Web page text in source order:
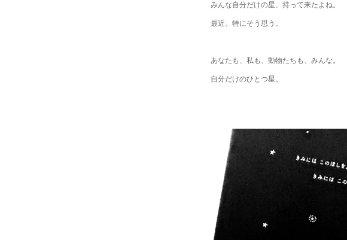
みんな自分だけの星、持って来たよね。
最近、特にそう思う。
あなたも、私も、動物たちも、みんな。
自分だけのひとつ星。